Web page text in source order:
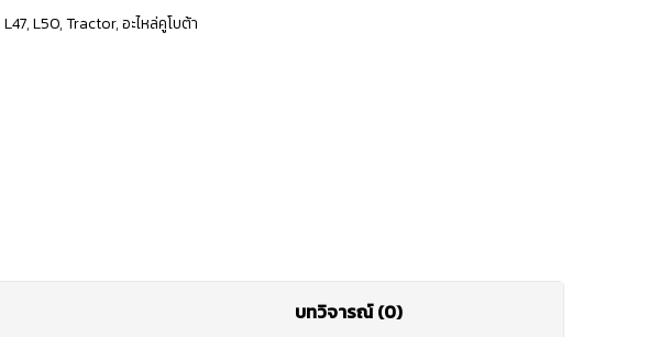
L47,L50,Tractor,อะไหล่คูโบต้า
บทวิจารณ์ (0)